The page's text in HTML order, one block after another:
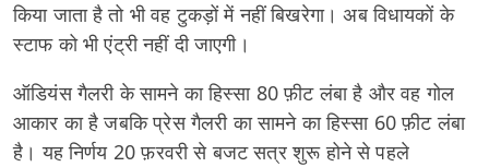
किया जाता है तो भी वह टुकड़ों में नहीं बिखरेगा। अब विधायकों के
स्टाफ को भी एंट्री नहीं दी जाएगी।
ऑडियंस गैलरी के सामने का हिस्सा 80 फ़ीट लंबा है और वह गोल
आकार का है जबकि प्रेस गैलरी का सामने का हिस्सा 60 फ़ीट लंबा
है। यह निर्णय 20 फ़रवरी से बजट सत्र शुरू होने से पहले